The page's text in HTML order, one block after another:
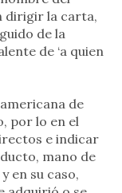
dirigir la carta,
de la
de ‘a quien
de
por lo en el
e indicar
mano de
en su caso,